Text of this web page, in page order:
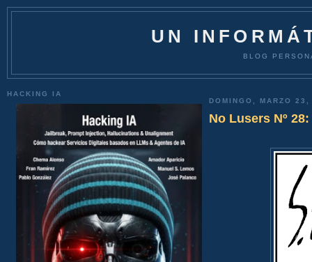
UN
BLOG
HACKING IA
DOMINGO, MARZO
No Lusers Nº